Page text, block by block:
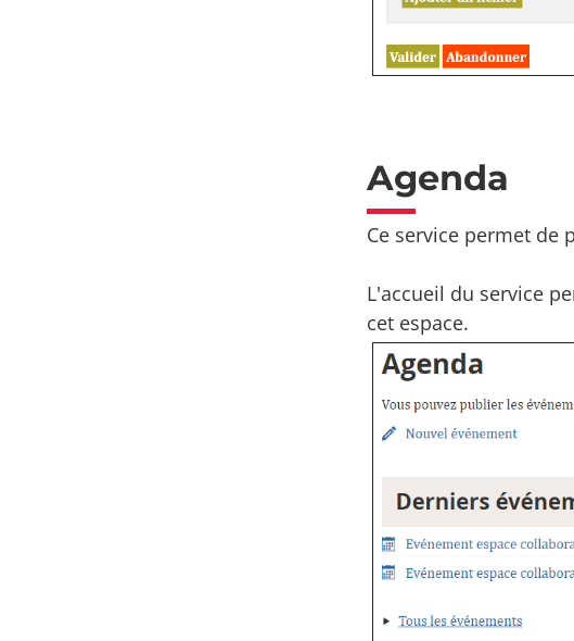
Agenda
Ce service permet de
L'accueil du service
cet espace.